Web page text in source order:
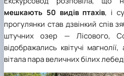
мешкають 50 видів птахів, і
прогулянки став дзвінкий спів
штучних озер — Лісового,
відображались квітучі
вітала пара величних білих